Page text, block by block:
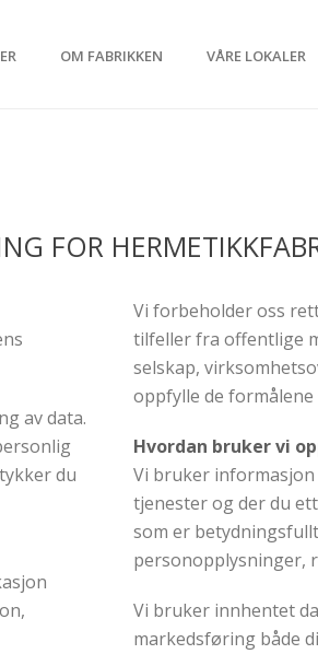
OM FABRIKKEN VÅRE LOKALER
FOR
av data.
du
Vi forbeholder oss
tilfeller fra offentlige
selskap,
oppfylle de
Hvordan bruker vi
Vi bruker
tjenester og der du
som er
personopplysninger,
Vi bruker innhentet
markedsføring både